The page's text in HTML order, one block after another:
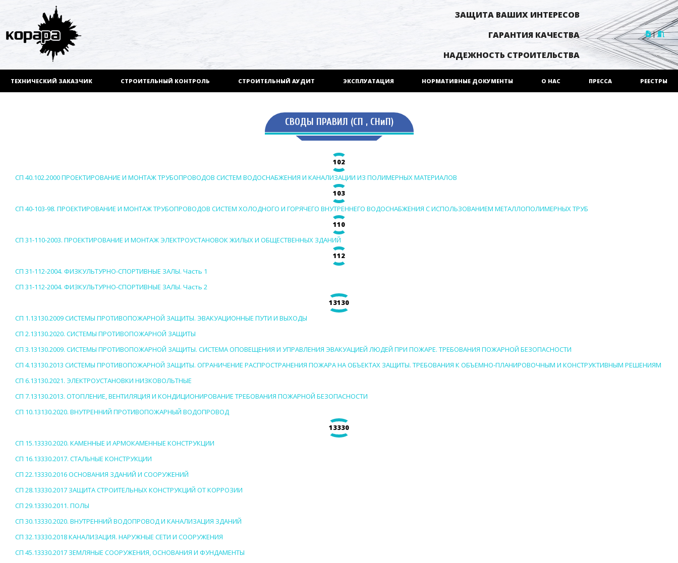
ЗАЩИТА ВАШИХ ИНТЕРЕСОВ
ГАРАНТИЯ КАЧЕСТВА
НАДЕЖНОСТЬ СТРОИТЕЛЬСТВА
|
ТЕХНИЧЕСКИЙ ЗАКАЗЧИК СТРОИТЕЛЬНЫЙ КОНТРОЛЬ СТРОИТЕЛЬНЫЙ АУДИТ ЭКСПЛУАТАЦИЯ НОРМАТИВНЫЕ ДОКУМЕНТЫ О НАС ПРЕССА РЕЕСТРЫ
СВОДЫ ПРАВИЛ (СП , СНиП)
102
СП 40.102.2000 ПРОЕКТИРОВАНИЕ И МОНТАЖ ТРУБОПРОВОДОВ СИСТЕМ ВОДОСНАБЖЕНИЯ И КАНАЛИЗАЦИИ ИЗ ПОЛИМЕРНЫХ МАТЕРИАЛОВ
103
СП 40-103-98. ПРОЕКТИРОВАНИЕ И МОНТАЖ ТРУБОПРОВОДОВ СИСТЕМ ХОЛОДНОГО И ГОРЯЧЕГО ВНУТРЕННЕГО ВОДОСНАБЖЕНИЯ С ИСПОЛЬЗОВАНИЕМ МЕТАЛЛОПОЛИМЕРНЫХ ТРУБ
110
СП 31-110-2003. ПРОЕКТИРОВАНИЕ И МОНТАЖ ЭЛЕКТРОУСТАНОВОК ЖИЛЫХ И ОБЩЕСТВЕННЫХ ЗДАНИЙ
112
СП 31-112-2004. ФИЗКУЛЬТУРНО-СПОРТИВНЫЕ ЗАЛЫ. Часть 1
СП 31-112-2004. ФИЗКУЛЬТУРНО-СПОРТИВНЫЕ ЗАЛЫ. Часть 2
13130
СП 1.13130.2009 СИСТЕМЫ ПРОТИВОПОЖАРНОЙ ЗАЩИТЫ. ЭВАКУАЦИОННЫЕ ПУТИ И ВЫХОДЫ
СП 2.13130.2020. СИСТЕМЫ ПРОТИВОПОЖАРНОЙ ЗАЩИТЫ
СП 3.13130.2009. СИСТЕМЫ ПРОТИВОПОЖАРНОЙ ЗАЩИТЫ. СИСТЕМА ОПОВЕЩЕНИЯ И УПРАВЛЕНИЯ ЭВАКУАЦИЕЙ ЛЮДЕЙ ПРИ ПОЖАРЕ. ТРЕБОВАНИЯ ПОЖАРНОЙ БЕЗОПАСНОСТИ
СП 4.13130.2013 СИСТЕМЫ ПРОТИВОПОЖАРНОЙ ЗАЩИТЫ. ОГРАНИЧЕНИЕ РАСПРОСТРАНЕНИЯ ПОЖАРА НА ОБЪЕКТАХ ЗАЩИТЫ. ТРЕБОВАНИЯ К ОБЪЕМНО-ПЛАНИРОВОЧНЫМ И КОНСТРУКТИВНЫМ РЕШЕНИЯМ
СП 6.13130.2021. ЭЛЕКТРОУСТАНОВКИ НИЗКОВОЛЬТНЫЕ
СП 7.13130.2013. ОТОПЛЕНИЕ, ВЕНТИЛЯЦИЯ И КОНДИЦИОНИРОВАНИЕ ТРЕБОВАНИЯ ПОЖАРНОЙ БЕЗОПАСНОСТИ
СП 10.13130.2020. ВНУТРЕННИЙ ПРОТИВОПОЖАРНЫЙ ВОДОПРОВОД
13330
СП 15.13330.2020. КАМЕННЫЕ И АРМОКАМЕННЫЕ КОНСТРУКЦИИ
СП 16.13330.2017. СТАЛЬНЫЕ КОНСТРУКЦИИ
СП 22.13330.2016 ОСНОВАНИЯ ЗДАНИЙ И СООРУЖЕНИЙ
СП 28.13330.2017 ЗАЩИТА СТРОИТЕЛЬНЫХ КОНСТРУКЦИЙ ОТ КОРРОЗИИ
СП 29.13330.2011. ПОЛЫ
СП 30.13330.2020. ВНУТРЕННИЙ ВОДОПРОВОД И КАНАЛИЗАЦИЯ ЗДАНИЙ
СП 32.13330.2018 КАНАЛИЗАЦИЯ. НАРУЖНЫЕ СЕТИ И СООРУЖЕНИЯ
СП 45.13330.2017 ЗЕМЛЯНЫЕ СООРУЖЕНИЯ, ОСНОВАНИЯ И ФУНДАМЕНТЫ